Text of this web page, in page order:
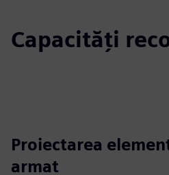
Capacități
Proiectarea
armat